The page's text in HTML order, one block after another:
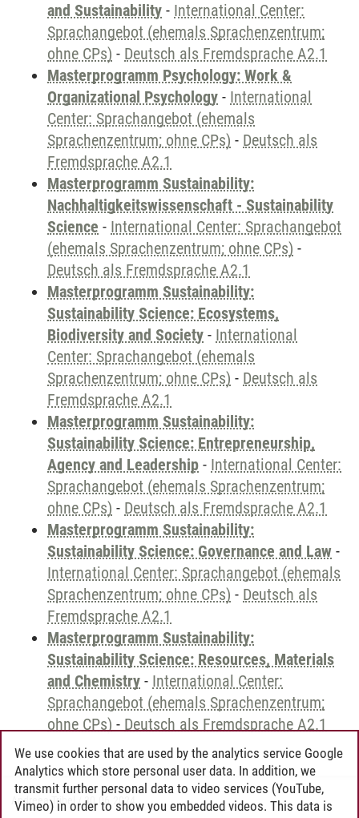
and Sustainability - International Center:
Sprachangebot (ehemals Sprachenzentrum;
ohne CPs) - Deutsch als Fremdsprache A2.1
Masterprogramm Psychology: Work &
Organizational Psychology - International
Center: Sprachangebot (ehemals
Sprachenzentrum; ohne CPs) - Deutsch als
Fremdsprache A2.1
Masterprogramm Sustainability:
Nachhaltigkeitswissenschaft - Sustainability
Science - International Center: Sprachangebot
(ehemals Sprachenzentrum; ohne CPs) -
Deutsch als Fremdsprache A2.1
Masterprogramm Sustainability:
Sustainability Science: Ecosystems,
Biodiversity and Society - International
Center: Sprachangebot (ehemals
Sprachenzentrum; ohne CPs) - Deutsch als
Fremdsprache A2.1
Masterprogramm Sustainability:
Sustainability Science: Entrepreneurship,
Agency and Leadership - International Center:
Sprachangebot (ehemals Sprachenzentrum;
ohne CPs) - Deutsch als Fremdsprache A2.1
Masterprogramm Sustainability:
Sustainability Science: Governance and Law -
International Center: Sprachangebot (ehemals
Sprachenzentrum; ohne CPs) - Deutsch als
Fremdsprache A2.1
Masterprogramm Sustainability:
Sustainability Science: Resources, Materials
and Chemistry - International Center:
Sprachangebot (ehemals Sprachenzentrum;
ohne CPs) - Deutsch als Fremdsprache A2.1
Andreea Tribel 30.06.2024
We use cookies that are used by the analytics service Google
Analytics which store personal user data. In addition, we
transmit further personal data to video services (YouTube,
Vimeo) in order to show you embedded videos. This data is